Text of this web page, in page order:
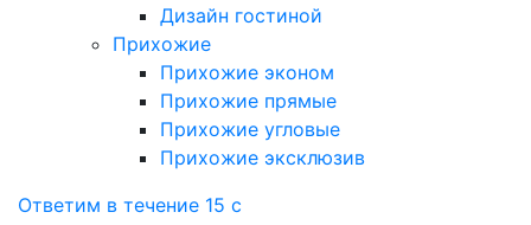
Дизайн гостиной
Прихожие
Прихожие эконом
Прихожие прямые
Прихожие угловые
Прихожие эксклюзив
Ответим в течение 15 с